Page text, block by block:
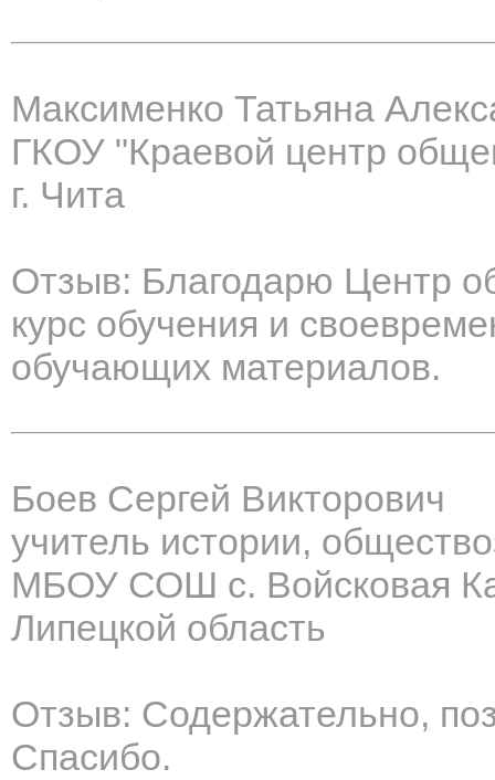
Максименко Татьяна
ГКОУ "Краевой центр
г. Чита
Отзыв: Благодарю Центр
курс обучения и
обучающих материалов.
Боев Сергей Викторович
учитель истории,
МБОУ СОШ с. Войсковая
Липецкой область
Отзыв: Содержательно,
Спасибо.